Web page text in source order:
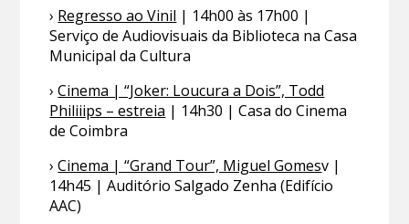
› Regresso ao Vinil | 14h00 às 17h00 |
Serviço de Audiovisuais da Biblioteca na Casa
Municipal da Cultura
›Cinema | “Joker: Loucura a Dois”, Todd
Philiiips – estreia | 14h30 | Casa do Cinema
de Coimbra
›Cinema | “Grand Tour”, Miguel Gomesv |
14h45 | Auditório Salgado Zenha (Edifício
AAC)